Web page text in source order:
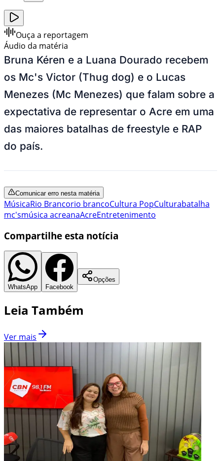
Ouça a reportagem
Áudio da matéria
Bruna Kéren e a Luana Dourado recebem
os Mc's Victor (Thug dog) e o Lucas
Menezes (Mc Menezes) que falam sobre a
expectativa de representar o Acre em uma
das maiores batalhas de freestyle e RAP
do país.
Comunicar erro nesta matéria
MúsicaRio Brancorio brancoCultura PopCulturabatalha
mc'smúsica acreanaAcreEntretenimento
Compartilhe esta notícia
WhatsApp Facebook
Opções
Leia Também
Ver mais